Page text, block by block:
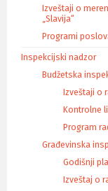
Izveštaji o
„Slavija“
Programi
Inspekcijski nadzor
Budžetska
Izveštaji o
Kontrolne
Program
Građevinska
Godišnji
Izveštaj o